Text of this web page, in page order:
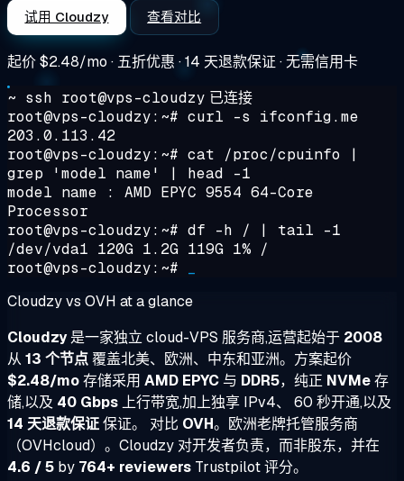
试用 Cloudzy 查看对比
起价$2.48/mo · 五折优惠 · 14 天退款保证 · 无需信用卡
~ ssh root@vps-cloudzy 已连接
root@vps-cloudzy:~# curl -s ifconfig.me
203.0.113.42
root@vps-cloudzy:~# cat /proc/cpuinfo |
grep 'model name' | head -1
model name : AMD EPYC 9554 64-Core
Processor
root@vps-cloudzy:~# df -h / | tail -1
/dev/vda1 120G 1.2G 119G 1% /
root@vps-cloudzy:~#
Cloudzy vs OVH at a glance
Cloudzy是一家独立 cloud-VPS 服务商,运营起始于 2008
从 13 个节点覆盖北美、欧洲、中东和亚洲。方案起价
$2.48/mo存储采用 AMD EPYC 与 DDR5，纯正 NVMe存
储,以及 40 Gbps 上行带宽,加上独享 IPv4、 60 秒开通,以及
14 天退款保证保证。 对比 OVH。欧洲老牌托管服务商
（OVHcloud）。Cloudzy 对开发者负责，而非股东，并在
4.6 / 5 by 764+ reviewers Trustpilot 评分。